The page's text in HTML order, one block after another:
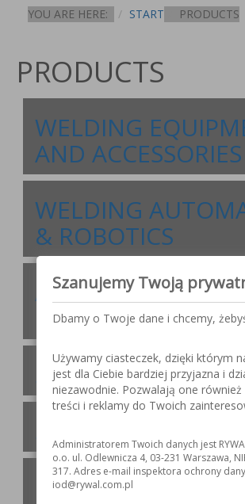
YOU ARE HERE: START PRODUCTS
PRODUCTS
WELDING
AND ACCESSORIES
WELDING
& ROBOTICS
ACCESSORIES FOR
CUTTING AND
SAFETY
INDUSTRIAL
Szanujemy Twoją
Dbamy o Twoje dane i chcemy,
Używamy ciasteczek, dzięki którym
jest dla Ciebie bardziej przyjazna i
niezawodnie. Pozwalają one
treści i reklamy do Twoich
Administratorem Twoich danych jest
o.o. ul. Odlewnicza 4, 03-231 Warszawa,
317. Adres e-mail inspektora ochrony
iod@rywal.com.pl